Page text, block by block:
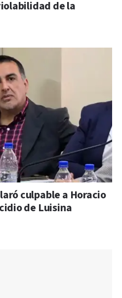
de la
culpable a Horacio
de Luisina